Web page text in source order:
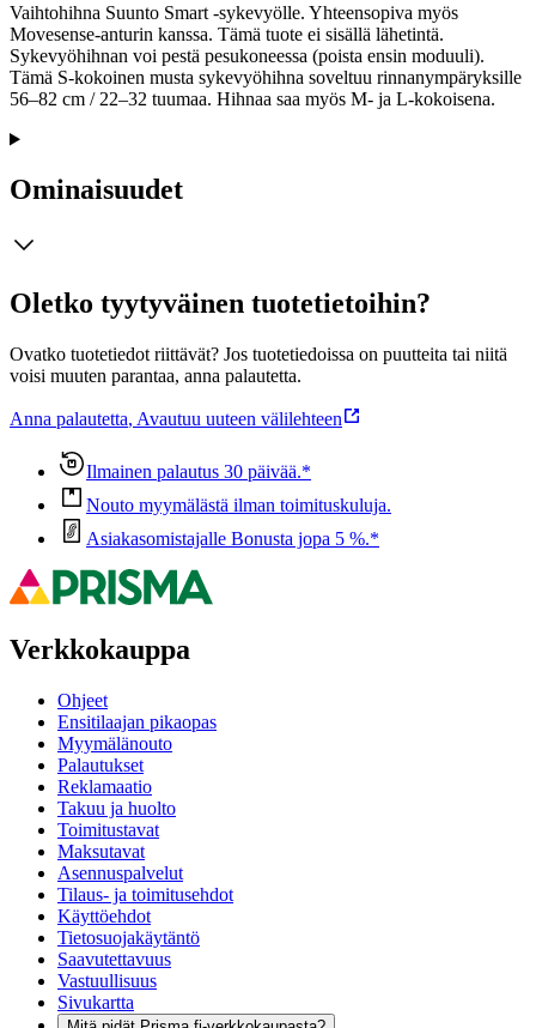
Vaihtohihna Suunto Smart -sykevyölle. Yhteensopiva myös
Movesense-anturin kanssa. Tämä tuote ei sisällä lähetintä.
Sykevyöhihnan voi pestä pesukoneessa (poista ensin moduuli).
Tämä S-kokoinen musta sykevyöhihna soveltuu rinnanympäryksille
56–82 cm / 22–32 tuumaa. Hihnaa saa myös M- ja L-kokoisena.
Ominaisuudet
Oletko tyytyväinen tuotetietoihin?
Ovatko tuotetiedot riittävät? Jos tuotetiedoissa on puutteita tai niitä
voisi muuten parantaa, anna palautetta.
Anna palautetta, Avautuu uuteen välilehteen
Ilmainen palautus 30 päivää.*
Nouto myymälästä ilman toimituskuluja.
Asiakasomistajalle Bonusta jopa 5 %.*
Verkkokauppa
Ohjeet
Ensitilaajan pikaopas
Myymälänouto
Palautukset
Reklamaatio
Takuu ja huolto
Toimitustavat
Maksutavat
Asennuspalvelut
Tilaus- ja toimitusehdot
Käyttöehdot
Tietosuojakäytäntö
Saavutettavuus
Vastuullisuus
Sivukartta